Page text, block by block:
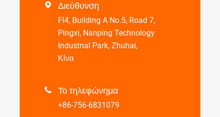
 Διεύθυνση
Fl4, Building A No.5, Road 7,
Pingxi, Nanping Technology
Industrial Park, Zhuhai,
Κίνα
 Το τηλεφώνημα
+86-756-6831079